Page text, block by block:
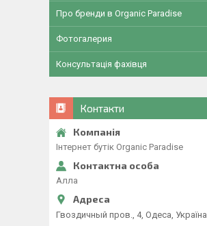
Про бренди в Organic Paradise
Фотогалерия
Консультація фахівця
Контакти
Iнтернет бутiк Organic Paradise
Алла
Гвоздичный пров., 4, Одеса, Україна